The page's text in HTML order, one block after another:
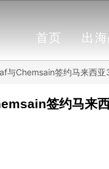
首页 出
与Chemsain签约马来西亚
签约马来